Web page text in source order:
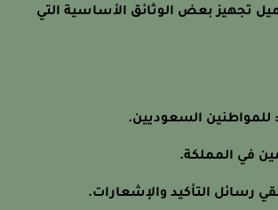
تجهيز بعض الوثائق الأساسية التي
السعوديين.
في المملكة.
رسائل التأكيد والإشعارات.